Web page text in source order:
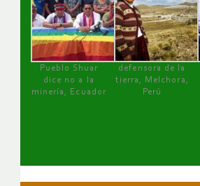
Pueblo Shuar
dice no a la
minería, Ecuador
defensora de la
tierra, Melchora,
Perú